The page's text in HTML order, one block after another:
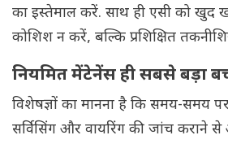
का इस्तेमाल करें. साथ ही एसी को खुद
कोशिश न करें, बल्कि प्रशिक्षित
नियमित मेंटेनेंस ही सबसे बड़ा
विशेषज्ञों का मानना है कि समय-समय
सर्विसिंग और वायरिंग की जांच कराने